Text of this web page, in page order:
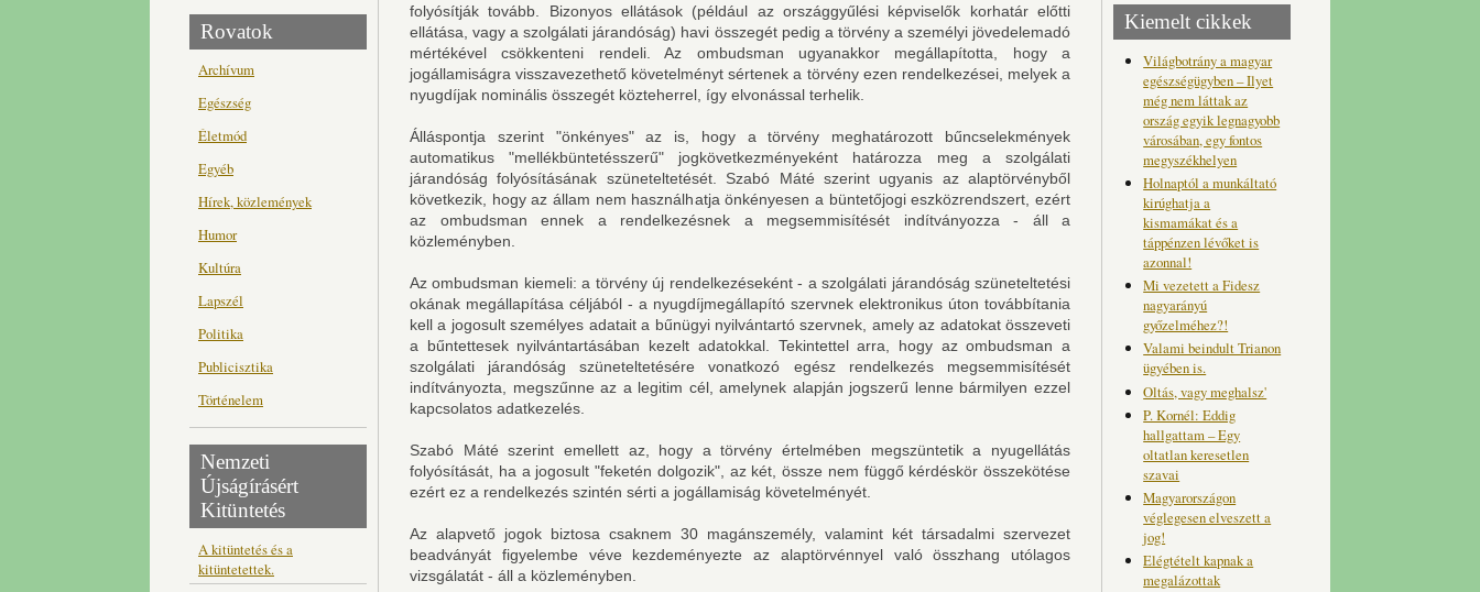
Rovatok
Archívum
Egészség
Életmód
Egyéb
Hírek, közlemények
Humor
Kultúra
Lapszél
Politika
Publicisztika
Történelem
Nemzeti
Újságírásért
Kitüntetés
A kitüntetés és a
kitüntetettek.
folyósítják tovább. Bizonyos ellátások (például az országgyűlési képviselők korhatár előtti
ellátása, vagy a szolgálati járandóság) havi összegét pedig a törvény a személyi jövedelemadó
mértékével csökkenteni rendeli. Az ombudsman ugyanakkor megállapította, hogy a
jogállamiságra visszavezethető követelményt sértenek a törvény ezen rendelkezései, melyek a
nyugdíjak nominális összegét közteherrel, így elvonással terhelik.
Álláspontja szerint "önkényes" az is, hogy a törvény meghatározott bűncselekmények
automatikus "mellékbüntetésszerű" jogkövetkezményeként határozza meg a szolgálati
járandóság folyósításának szüneteltetését. Szabó Máté szerint ugyanis az alaptörvényből
következik, hogy az állam nem használhatja önkényesen a büntetőjogi eszközrendszert, ezért
az ombudsman ennek a rendelkezésnek a megsemmisítését indítványozza - áll a
közleményben.
Az ombudsman kiemeli: a törvény új rendelkezéseként - a szolgálati járandóság szüneteltetési
okának megállapítása céljából - a nyugdíjmegállapító szervnek elektronikus úton továbbítania
kell a jogosult személyes adatait a bűnügyi nyilvántartó szervnek, amely az adatokat összeveti
a bűntettesek nyilvántartásában kezelt adatokkal. Tekintettel arra, hogy az ombudsman a
szolgálati járandóság szüneteltetésére vonatkozó egész rendelkezés megsemmisítését
indítványozta, megszűnne az a legitim cél, amelynek alapján jogszerű lenne bármilyen ezzel
kapcsolatos adatkezelés.
Szabó Máté szerint emellett az, hogy a törvény értelmében megszüntetik a nyugellátás
folyósítását, ha a jogosult "feketén dolgozik", az két, össze nem függő kérdéskör összekötése
ezért ez a rendelkezés szintén sérti a jogállamiság követelményét.
Az alapvető jogok biztosa csaknem 30 magánszemély, valamint két társadalmi szervezet
beadványát figyelembe véve kezdeményezte az alaptörvénnyel való összhang utólagos
vizsgálatát - áll a közleményben.
Kiemelt cikkek
Világbotrány a magyar
egészségügyben – Ilyet
még nem láttak az
ország egyik legnagyobb
városában, egy fontos
megyszékhelyen
Holnaptól a munkáltató
kirúghatja a
kismamákat és a
táppénzen lévőket is
azonnal!
Mi vezetett a Fidesz
nagyarányú
győzelméhez?!
Valami beindult Trianon
ügyében is.
Oltás, vagy meghalsz'
P. Kornél: Eddig
hallgattam – Egy
oltatlan keresetlen
szavai
Magyarországon
véglegesen elveszett a
jog!
Elégtételt kapnak a
megalázottak